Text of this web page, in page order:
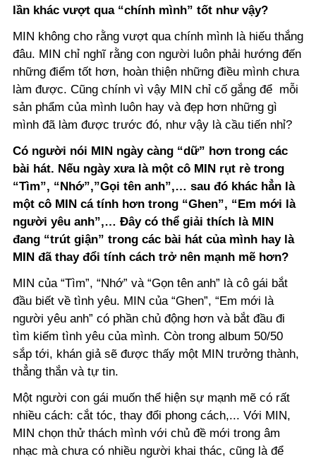
lần khác vượt qua “chính mình” tốt như vậy?
MIN không cho rằng vượt qua chính mình là hiếu thắng
đâu. MIN chỉ nghĩ rằng con người luôn phải hướng đến
những điểm tốt hơn, hoàn thiện những điều mình chưa
làm được. Cũng chính vì vậy MIN chỉ cố gắng để mỗi
sản phẩm của mình luôn hay và đẹp hơn những gì
mình đã làm được trước đó, như vậy là cầu tiến nhỉ?
Có người nói MIN ngày càng “dữ” hơn trong các
bài hát. Nếu ngày xưa là một cô MIN rụt rè trong
“Tìm”, “Nhớ”,”Gọi tên anh”,… sau đó khác hẳn là
một cô MIN cá tính hơn trong “Ghen”, “Em mới là
người yêu anh”,… Đây có thể giải thích là MIN
đang “trút giận” trong các bài hát của mình hay là
MIN đã thay đổi tính cách trở nên mạnh mẽ hơn?
MIN của “Tìm”, “Nhớ” và “Gọn tên anh” là cô gái bắt
đầu biết về tình yêu. MIN của “Ghen”, “Em mới là
người yêu anh” có phần chủ động hơn và bắt đầu đi
tìm kiếm tình yêu của mình. Còn trong album 50/50
sắp tới, khán giả sẽ được thấy một MIN trưởng thành,
thẳng thắn và tự tin.
Một người con gái muốn thể hiện sự mạnh mẽ có rất
nhiều cách: cắt tóc, thay đổi phong cách,... Với MIN,
MIN chọn thử thách mình với chủ đề mới trong âm
nhạc mà chưa có nhiều người khai thác, cũng là để